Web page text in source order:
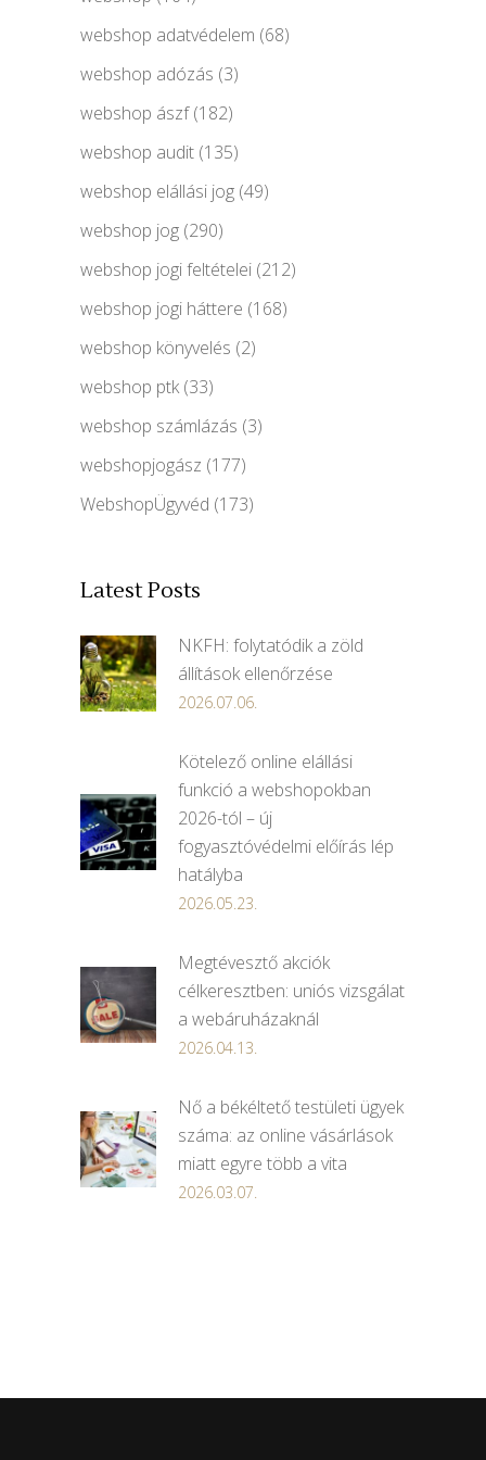
webshop adatvédelem (68)
webshop adózás (3)
webshop ászf(182)
webshop audit (135)
webshop elállási jog (49)
webshop jog (290)
webshop jogi feltételei (212)
webshop jogi háttere (168)
webshop könyvelés (2)
webshop ptk(33)
webshop számlázás (3)
webshopjogász (177)
WebshopÜgyvéd (173)
Latest Posts
NKFH: folytatódik a zöld
állítások ellenőrzése
2026.07.06.
Kötelező online elállási
funkció a webshopokban
2026-tól – új
fogyasztóvédelmi előírás lép
hatályba
2026.05.23.
Megtévesztő akciók
célkeresztben: uniós vizsgálat
a webáruházaknál
2026.04.13.
Nő a békéltető testületi ügyek
száma: az online vásárlások
miatt egyre több a vita
2026.03.07.